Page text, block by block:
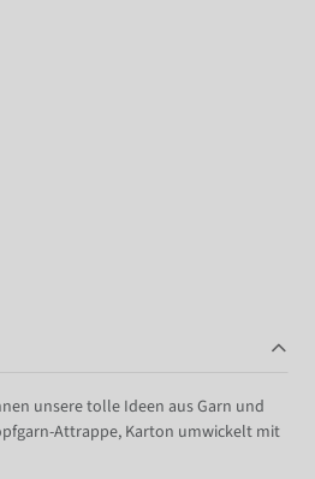
unsere tolle Ideen aus Garn und
Attrappe, Karton umwickelt mit